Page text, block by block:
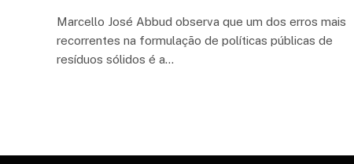
Marcello José Abbud observa que um dos erros mais
recorrentes na formulação de políticas públicas de
resíduos sólidos é a…